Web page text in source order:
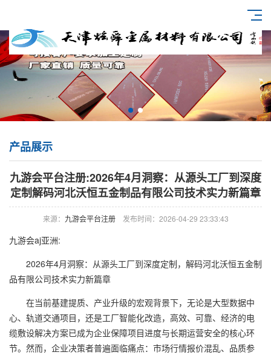
产品展示
九游会平台注册:2026年4月洞察：从源头工厂到深度
定制解码河北沃恒五金制品有限公司技术实力新篇章
来源： 九游会平台注册发布时间：2026-04-29 23:33:43
九游会aj亚洲:
2026年4月洞察：从源头工厂到深度定制，解码河北沃恒五金制
品有限公司技术实力新篇章
在当前基建提质、产业升级的宏观背景下，无论是大型数据中
心、轨道交通项目，还是工厂智能化改造，高效、可靠、经济的电
缆敷设解决方案已成为企业保障项目进度与长期运营安全的核心环
节。然而，企业决策者普遍面临痛点：市场行情报价混乱、品质参